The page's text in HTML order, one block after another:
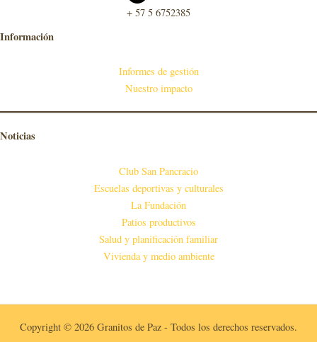
+ 57 5 6752385
Información
Informes de gestión
Nuestro impacto
Noticias
Club San Pancracio
Escuelas deportivas y culturales
La Fundación
Patios productivos
Salud y planificación familiar
Vivienda y medio ambiente
Copyright © 2026 Granitos de Paz - Todos los derechos reservados.